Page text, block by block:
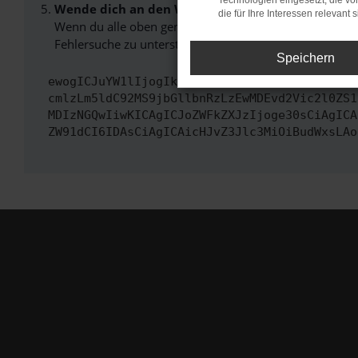
Wende dich an den Webseitenbetreiber.
Wenn du alle oben genannten Schritte versucht hast,
Fehlersuche zu unterstützen:
die für Ihre Interessen relevant
Speichern